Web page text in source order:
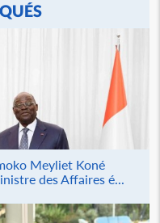
Meyliet Koné
des Affaires é...